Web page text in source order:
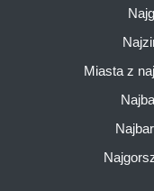
Miasta z